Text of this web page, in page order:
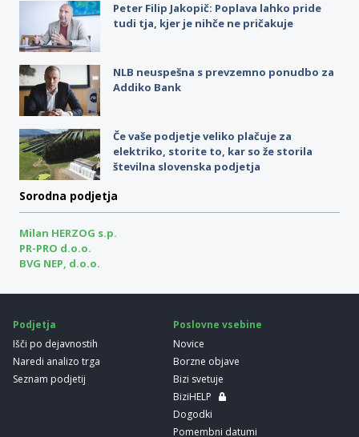
Peter Filip Jakopič: Poplava lahko pride
tudi tja, kjer je nihče ne pričakuje
NLB neuspešna s prevzemno ponudbo za
Addiko Bank
Če vaše podjetje veliko plačuje za
elektriko, storite to, kar so že storila
številna slovenska podjetja
Sorodna podjetja
Milan HERZOG s.p.
PR-PRO d.o.o.
BVG NEP, d.o.o.
Podjetja
Išči po dejavnostih
Naredi analizo trga
Seznam podjetij
Poslovne vsebine
Novice
Borzne objave
Bizi svetuje
BiziHELP
Dogodki
Pomembni datumi